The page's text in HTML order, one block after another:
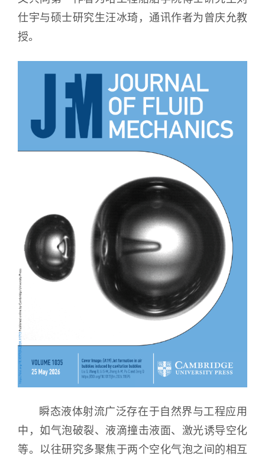
仕宇与硕士研究生汪冰琦，通讯作者为曾庆允教
授。
瞬态液体射流广泛存在于自然界与工程应用
中，如气泡破裂、液滴撞击液面、激光诱导空化
等。以往研究多聚焦于两个空化气泡之间的相互